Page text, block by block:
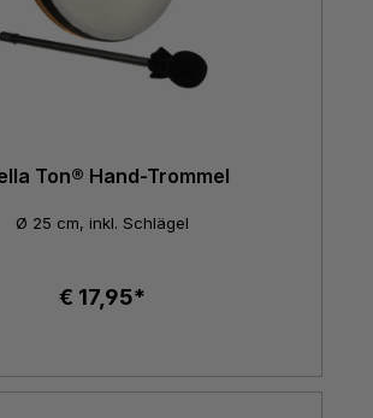
Ton® Hand-Trommel
Ø 25 cm, inkl. Schlägel
€ 17,95*